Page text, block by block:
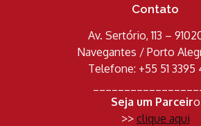
Contato
Av. Sertório, 113 –
Navegantes / Porto
Telefone: +55 51 3395
Seja um Parceiro
>> clique aqui